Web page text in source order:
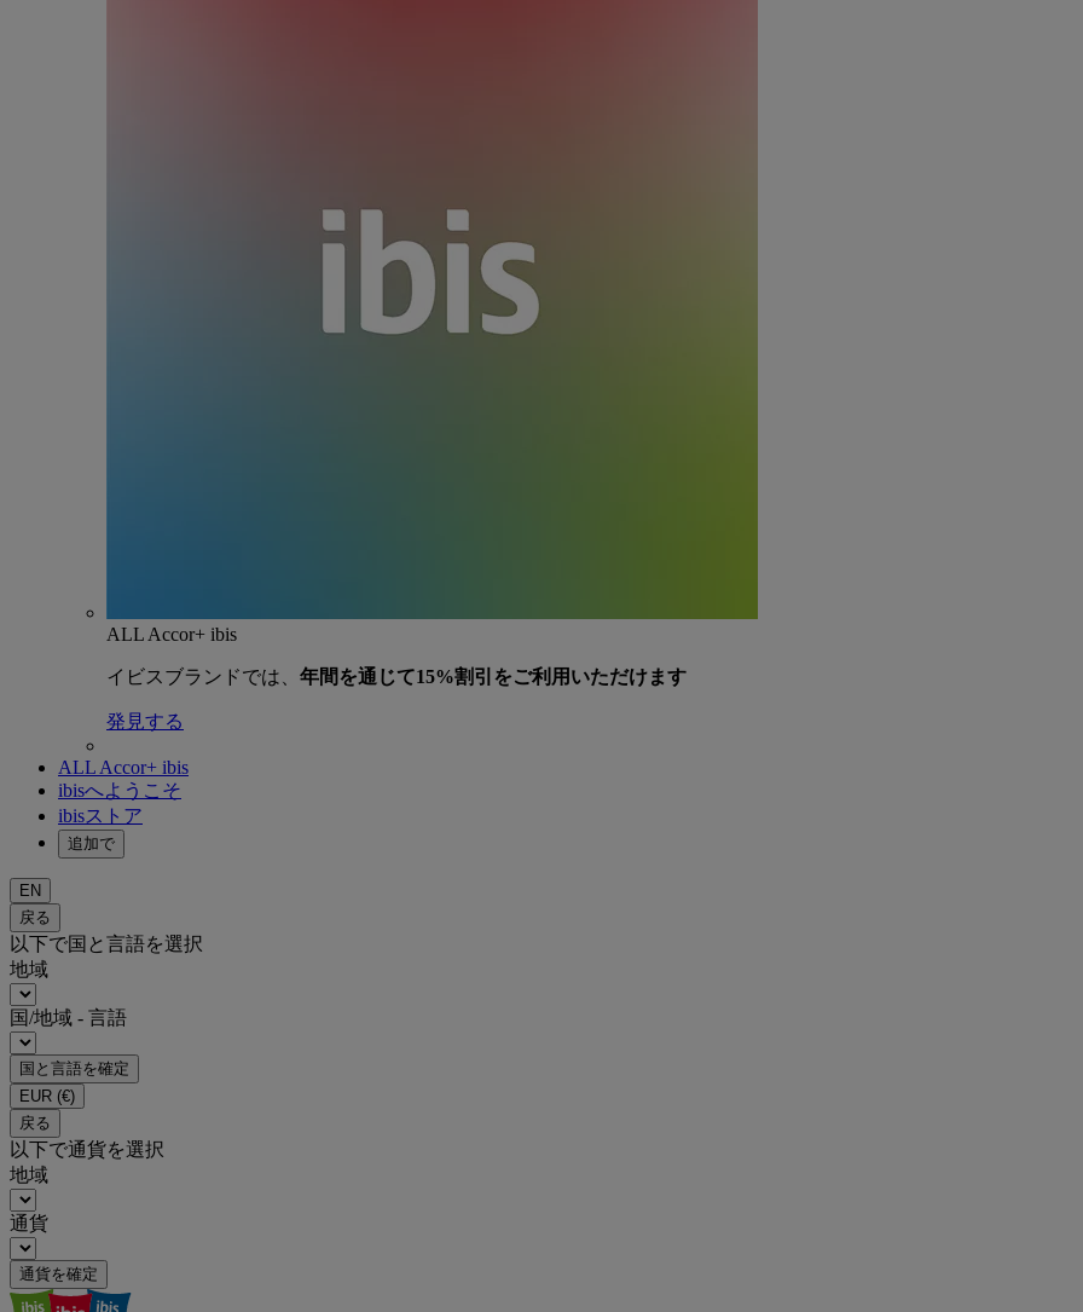
ALL Accor+ ibis
イビスブランドでは、 年間を通じて15%割引をご利用いただけます
発見する
ALL Accor+ ibis
ibisへようこそ
ibisストア
追加で
EN
戻る
以下で国と言語を選択
地域
国/地域 - 言語
国と言語を確定
EUR (€)
戻る
以下で通貨を選択
地域
通貨
通貨を確定